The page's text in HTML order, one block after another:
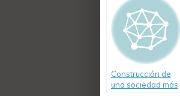
Construcción de
una sociedad más